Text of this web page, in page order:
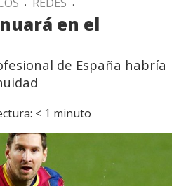
en el
de España habría
< 1 minuto